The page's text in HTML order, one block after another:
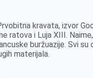
kravata, izvor
ratova i Luja XIII.
buržuazije. Svi
materijala.